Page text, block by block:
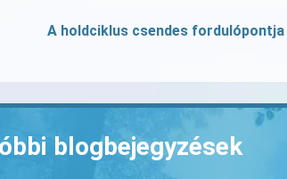
A holdciklus csendes fordulópontja
blogbejegyzések